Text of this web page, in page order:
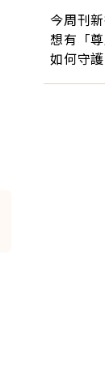
今周刊
想有「
如何守護